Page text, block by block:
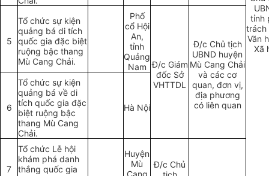
tỉnh
trách
Văn h
Xã
5
Tổ chức sự kiện
quảng bá di tích
quốc gia đặc biệt
ruộng bậc thang
Mù Cang Chải.
Phố
cổ Hội
An,
tỉnh
Quảng
Nam Đ/c Giám
đốc Sở
VHTTDL
Đ/c Chủ tịch
UBND huyện
Mù Cang Chải
và các cơ
quan, đơn vị,
địa phương
có liên quan
6
Tổ chức sự kiện
quảng bá về di
tích quốc gia đặc
biệt ruộng bậc
thang Mù Cang
Chải.
Hà Nội
7
Tổ chức Lễ hội
khám phá danh
thắng quốc gia
Huyện
Mù
Cang
Đ/c Chủ